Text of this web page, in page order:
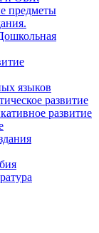
предметы
языков
развитие
развитие